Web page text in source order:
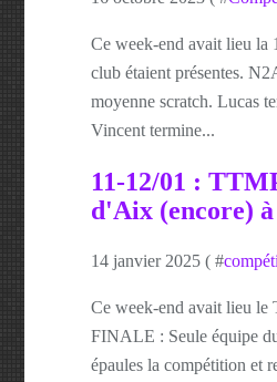
Ce week-end avait lieu la
club étaient présentes.
moyenne scratch. Lucas
Vincent termine...
11-12/01 :
d'Aix (encore)
14 janvier 2025 ( #
Ce week-end avait lieu le
FINALE : Seule équipe
épaules la compétition et